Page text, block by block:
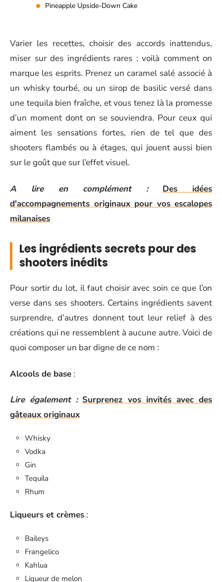
Pineapple Upside-Down Cake
Varier les recettes, choisir des accords inattendus,
miser sur des ingrédients rares : voilà comment on
marque les esprits. Prenez un caramel salé associé à
un whisky tourbé, ou un sirop de basilic versé dans
une tequila bien fraîche, et vous tenez là la promesse
d’un moment dont on se souviendra. Pour ceux qui
aiment les sensations fortes, rien de tel que des
shooters flambés ou à étages, qui jouent aussi bien
sur le goût que sur l’effet visuel.
A lire en complément :
Des idées
d'accompagnements originaux pour vos escalopes
milanaises
Les ingrédients secrets pour des
shooters inédits
Pour sortir du lot, il faut choisir avec soin ce que l’on
verse dans ses shooters. Certains ingrédients savent
surprendre, d’autres donnent tout leur relief à des
créations qui ne ressemblent à aucune autre. Voici de
quoi composer un bar digne de ce nom :
Alcools de base :
Lire également : Surprenez vos invités avec des
gâteaux originaux
Whisky
Vodka
Gin
Tequila
Rhum
Liqueurs et crèmes :
Baileys
Frangelico
Kahlua
Liqueur de melon